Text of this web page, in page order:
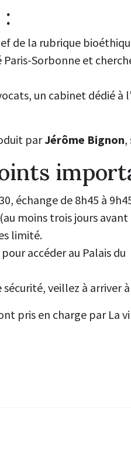
de la rubrique
Sorbonne et
un cabinet dédié
parJérôme Bignon,
échange de 8h45 à
moins trois jours avant
limité.
accéder au Palais du
veillez à arriver
pris en charge par La